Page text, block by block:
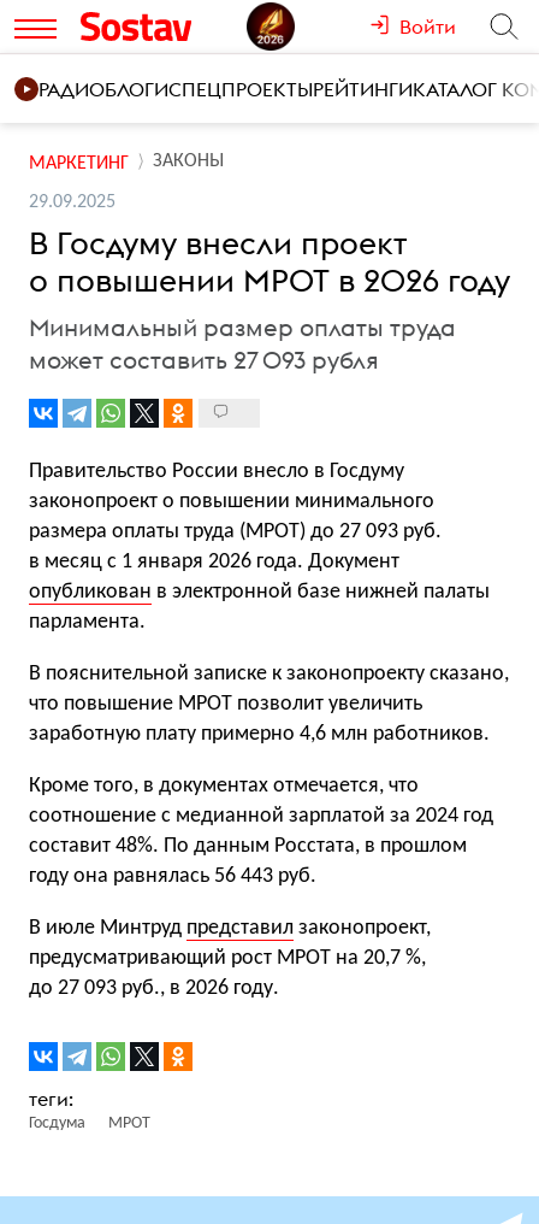
Войти
РАДИОБЛОГИСПЕЦПРОЕКТЫРЕЙТИНГИКАТАЛОГ
МАРКЕТИНГ ЗАКОНЫ
29.09.2025
В Госдуму внесли проект
о повышении МРОТ в 2026 году
Минимальный размер оплаты труда
может составить 27 093 рубля
Правительство России внесло в Госдуму
законопроект о повышении минимального
размера оплаты труда (МРОТ) до 27 093 руб.
в месяц с 1 января 2026 года. Документ
опубликован в электронной базе нижней палаты
парламента.
В пояснительной записке к законопроекту сказано,
что повышение МРОТ позволит увеличить
заработную плату примерно 4,6 млн работников.
Кроме того, в документах отмечается, что
соотношение с медианной зарплатой за 2024 год
составит 48%. По данным Росстата, в прошлом
году она равнялась 56 443 руб.
В июле Минтруд представил законопроект,
предусматривающий рост МРОТ на 20,7 %,
до 27 093 руб., в 2026 году.
Госдума МРОТ